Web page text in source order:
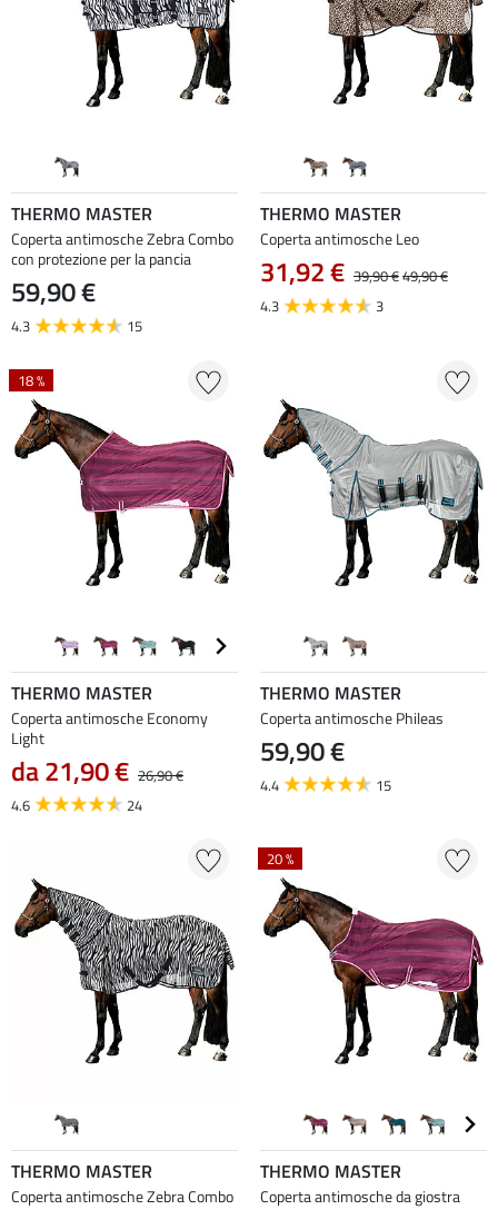
THERMO MASTER
Coperta antimosche Zebra Combo
con protezione per la pancia
59,90 €
4.3 15
THERMO MASTER
Coperta antimosche Leo
31,92 € 39,90 €49,90 €
4.3
3
18 %
THERMO MASTER
Coperta antimosche Economy
Light
da 21,90 € 26,90 €
4.6
24
THERMO MASTER
Coperta antimosche Phileas
59,90 €
4.4 15
THERMO MASTER
Coperta antimosche Zebra Combo
20 %
THERMO MASTER
Coperta antimosche da giostra